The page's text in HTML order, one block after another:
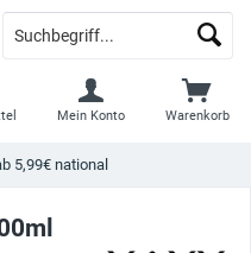
5,99€ national
Warenkorb
Mein Konto